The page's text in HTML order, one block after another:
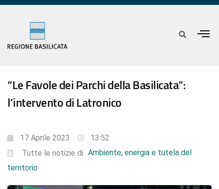
“Le Favole dei Parchi della Basilicata”:
l’intervento di Latronico
17 Aprile 2023
13:52
Tutte le notizie di Ambiente, energia e tutela del
territorio